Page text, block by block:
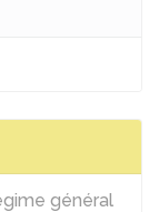
général